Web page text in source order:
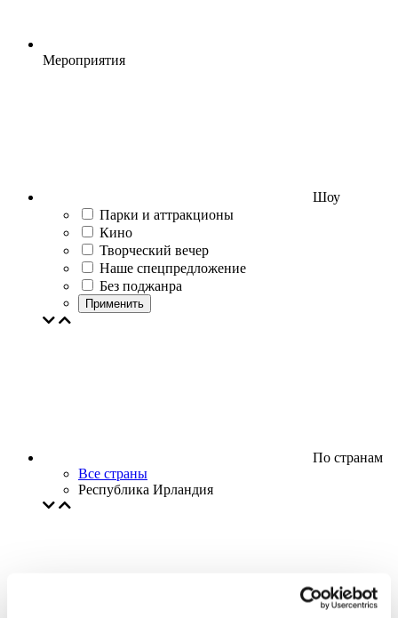
Мероприятия
Шоу
Парки и аттракционы
Кино
Творческий вечер
Наше спецпредложение
Без поджанра
Применить
По странам
Все страны
Республика Ирландия